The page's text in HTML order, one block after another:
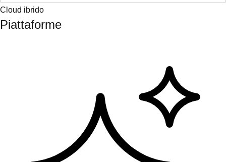
Cloud ibrido
Piattaforme